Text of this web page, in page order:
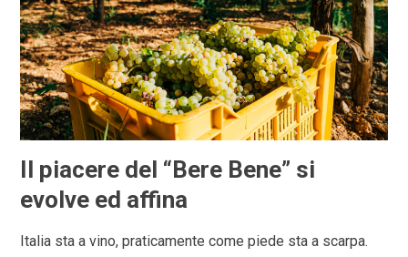
Il piacere del “Bere Bene” si
evolve ed affina
Italia sta a vino, praticamente come piede sta a scarpa.